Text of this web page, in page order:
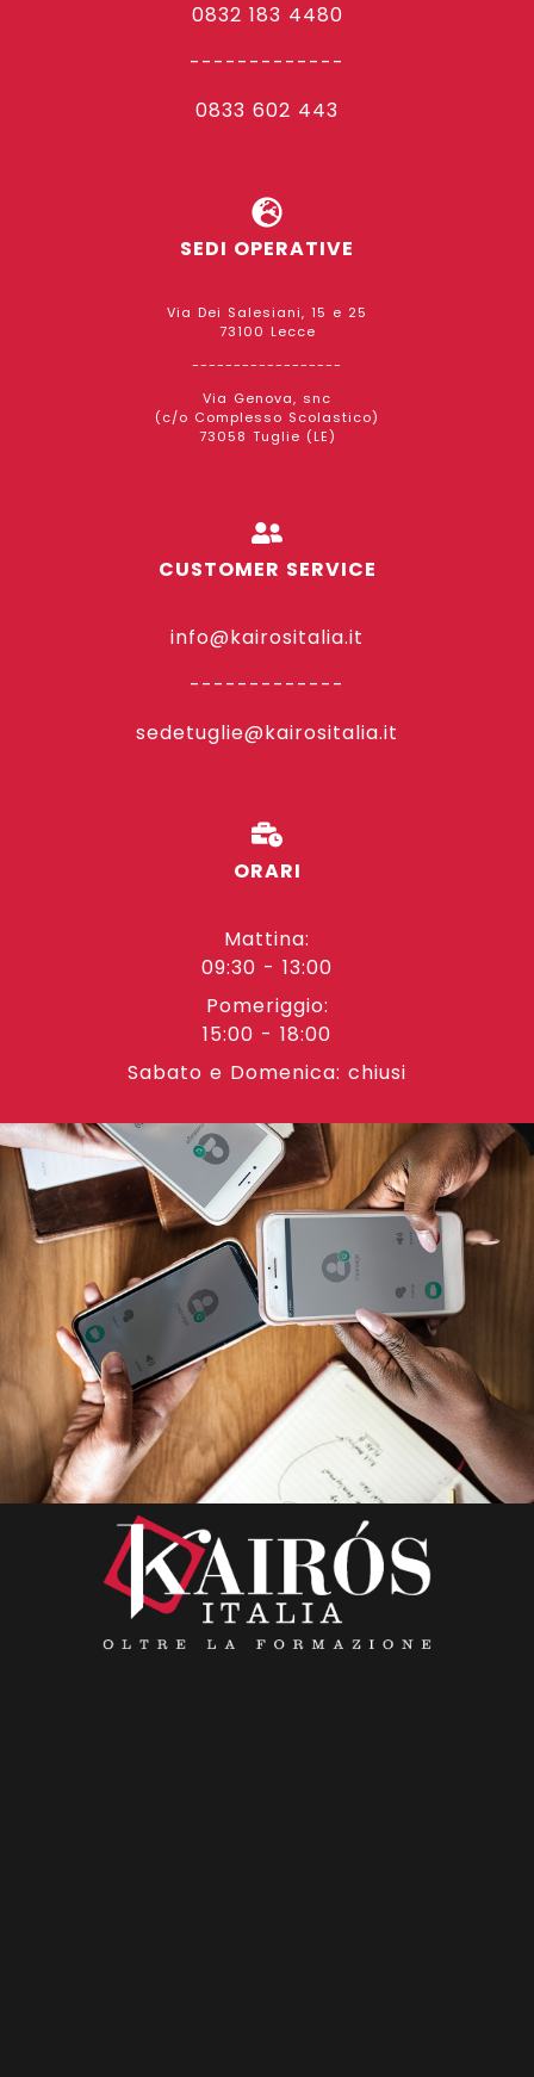
0832 183 4480
-------------
0833 602 443
SEDI OPERATIVE
Via Dei Salesiani, 15 e 25
73100 Lecce
------------------
Via Genova, snc
(c/o Complesso Scolastico)
73058 Tuglie (LE)
CUSTOMER SERVICE
info@kairositalia.it
-------------
sedetuglie@kairositalia.it
ORARI
Mattina:
09:30 - 13:00
Pomeriggio:
15:00 - 18:00
Sabato e Domenica: chiusi